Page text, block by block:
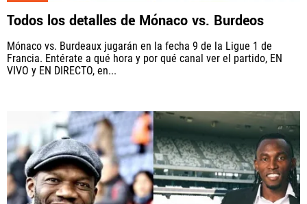
Todos los detalles de Mónaco vs. Burdeos
Mónaco vs. Burdeaux jugarán en la fecha 9 de la Ligue 1 de
Francia. Entérate a qué hora y por qué canal ver el partido, EN
VIVO y EN DIRECTO, en...